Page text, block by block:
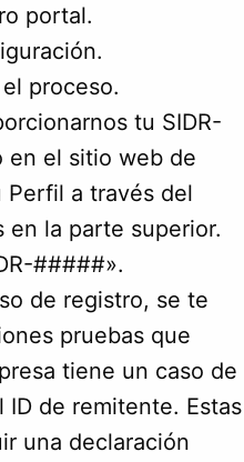
portal.
proceso.
tu SIDR-
en el sitio web de
Perfil a través del
en la parte superior.
#####».
de registro, se te
pruebas que
tiene un caso de
ID de remitente. Estas
una declaración